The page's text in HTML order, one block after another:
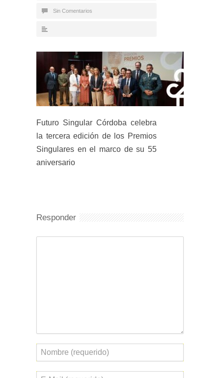
Sin Comentarios
Futuro Singular Córdoba celebra
la tercera edición de los Premios
Singulares en el marco de su 55
aniversario
Responder
Nombre